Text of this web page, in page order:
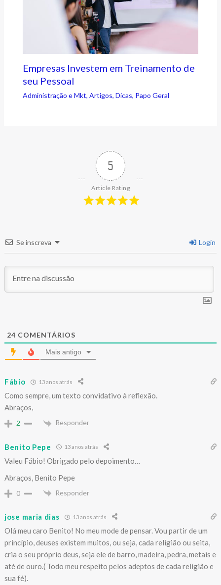
Empresas Investem em Treinamento de
seu Pessoal
Administração e Mkt, Artigos, Dicas, Papo Geral
5
Article Rating
Se inscreva Login
24 COMENTÁRIOS
Mais antigo
Fábio 13 anos atrás
Como sempre, um texto convidativo à reflexão.
Abraços,
2 Responder
Benito Pepe 13 anos atrás
Valeu Fábio! Obrigado pelo depoimento…
Abraços, Benito Pepe
0 Responder
jose maria dias 13 anos atrás
Olá meu caro Benito! No meu mode de pensar. Vou partir de um
princípio, deuses existem muitos, ou seja, cada religião ou seita,
cria o seu próprio deus, seja ele de barro, madeira, pedra, metais e
até de ouro.( Todo meu respeito pelos adeptos de cada religião e
sua fé).